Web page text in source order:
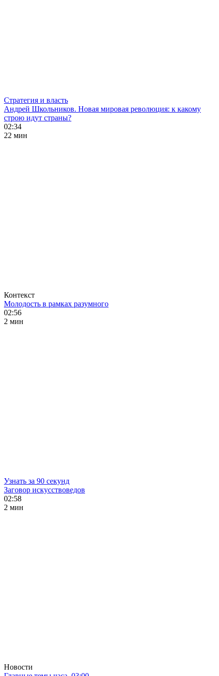
Стратегия и власть
Андрей Школьников. Новая мировая революция: к какому
строю идут страны?
02:34
22 мин
Контекст
Молодость в рамках разумного
02:56
2 мин
Узнать за 90 секунд
Заговор искусствоведов
02:58
2 мин
Новости